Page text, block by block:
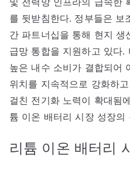
를 뒷받침한다. 정부들은 보
간 파트너십을 통해 현지
급망 통합을 지원하고 있다.
높은 내수 소비가 결합되어
위치를 지속적으로 강화하
걸친 전기화 노력이 확대됨
튬 이온 배터리 시장 성장의
리튬 이온 배터리